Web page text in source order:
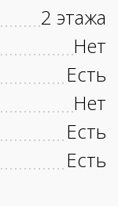
2 этажа
Нет
Есть
Нет
Есть
Есть